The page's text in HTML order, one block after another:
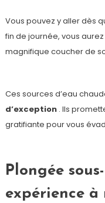
Vous pouvez y aller dès
fin de journée, vous
magnifique coucher de
Ces sources d’eau
d’exception . Ils
gratifiante pour vous
Plongée
expérience à